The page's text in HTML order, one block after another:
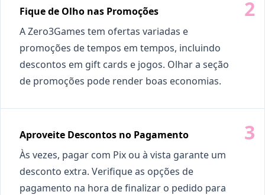
Fique de Olho nas Promoções
A Zero3Games tem ofertas variadas e
promoções de tempos em tempos, incluindo
descontos em gift cards e jogos. Olhar a seção
de promoções pode render boas economias.
Aproveite Descontos no Pagamento
Às vezes, pagar com Pix ou à vista garante um
desconto extra. Verifique as opções de
pagamento na hora de finalizar o pedido para